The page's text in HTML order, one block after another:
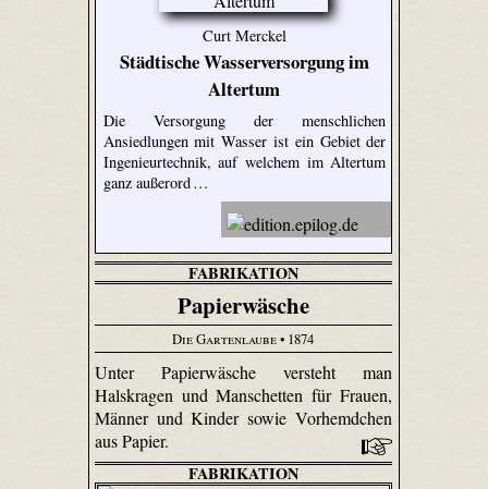
Curt Merckel
Städtische Wasserversorgung im
Altertum
Die Versorgung der menschlichen
Ansiedlungen mit Wasser ist ein Gebiet der
Ingenieurtechnik, auf welchem im Altertum
ganz außerord …
FABRIKATION
Papierwäsche
Die Gartenlaube• 1874
Unter Papierwäsche versteht man
Halskragen und Manschetten für Frauen,
Männer und Kinder sowie Vorhemdchen
aus Papier.
FABRIKATION